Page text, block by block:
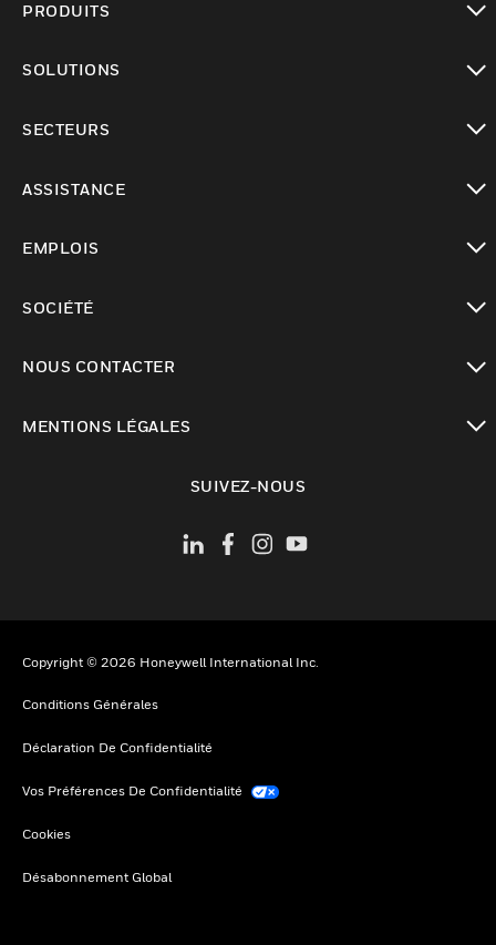
PRODUITS
SOLUTIONS
SECTEURS
ASSISTANCE
EMPLOIS
SOCIÉTÉ
NOUS CONTACTER
MENTIONS LÉGALES
SUIVEZ-NOUS
Copyright © 2026 Honeywell International Inc.
Conditions Générales
Déclaration De Confidentialité
Vos Préférences De Confidentialité
Cookies
Désabonnement Global